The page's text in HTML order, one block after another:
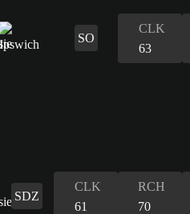
SO
CLK
63
SDZ
CLK
61
RCH
70